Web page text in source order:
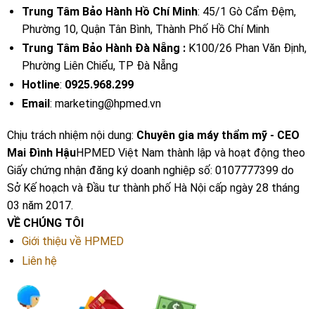
Trung Tâm Bảo Hành Hồ Chí Minh: 45/1 Gò Cẩm Đệm,
Phường 10, Quận Tân Bình, Thành Phố Hồ Chí Minh
Trung Tâm Bảo Hành Đà Nẵng :K100/26 Phan Văn Định,
Phường Liên Chiểu, TP Đà Nẵng
Hotline: 0925.968.299
Email: marketing@hpmed.vn
Chịu trách nhiệm nội dung: Chuyên gia máy thẩm mỹ - CEO
Mai Đình HậuHPMED Việt Nam thành lập và hoạt động theo
Giấy chứng nhận đăng ký doanh nghiệp số: 0107777399 do
Sở Kế hoạch và Đầu tư thành phố Hà Nội cấp ngày 28 tháng
03 năm 2017.
VỀ CHÚNG TÔI
Giới thiệu về HPMED
Liên hệ